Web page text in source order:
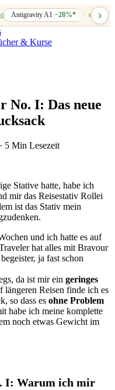
Antigravity A1 −28%* bis 7.8.
›
& Kurse
No. I: Das neue
· 5 Min Lesezeit
Stative hatte, habe ich
mir das Reisestativ Rollei
ist das Stativ mein
und ich hatte es auf
hat alles mit Bravour
ja fast schon
da ist mir ein geringes
Reisen finde ich es
so dass es ohne Problem
habe ich meine komplette
noch etwas Gewicht im
I: Warum ich mir